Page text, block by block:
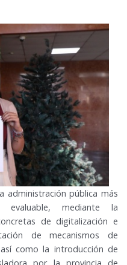
administración pública más
mediante la
de digitalización e
de mecanismos de
como la introducción de